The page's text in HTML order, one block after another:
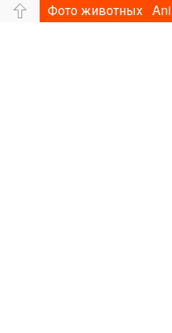
Фото животных